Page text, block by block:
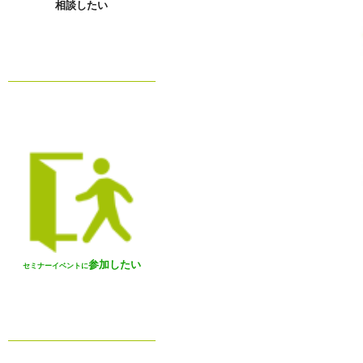
相談したい
セミナーイベントに参加したい